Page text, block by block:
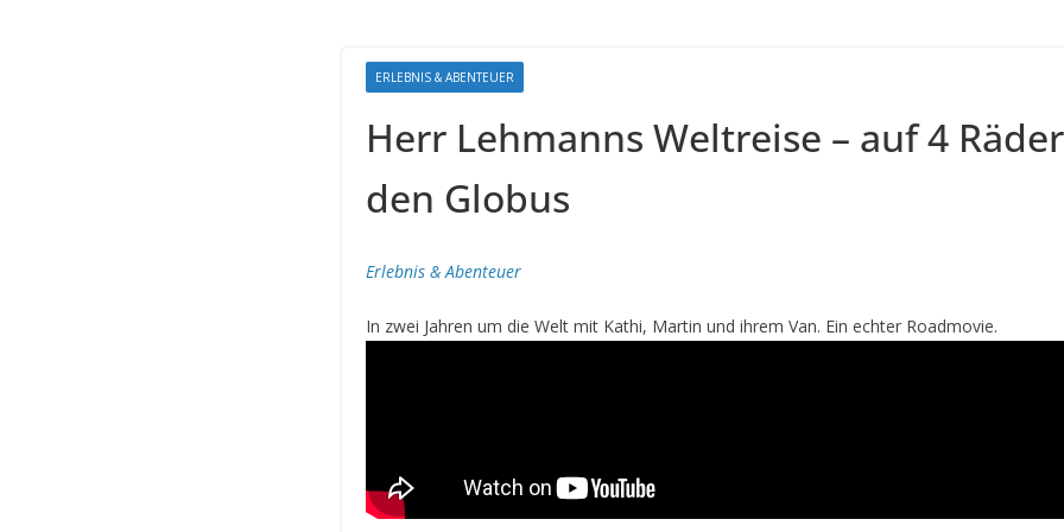
ERLEBNIS & ABENTEUER
Herr Lehmanns Weltreise – auf 4
den Globus
Erlebnis & Abenteuer
In zwei Jahren um die Welt mit Kathi, Martin und ihrem Van. Ein echter Roadmovie.